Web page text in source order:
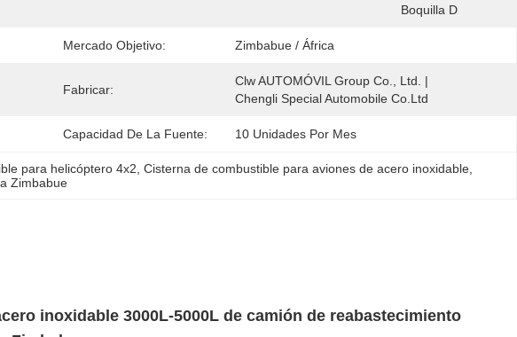
Boquilla D
Mercado Objetivo: Zimbabue / África
Fabricar:
Clw AUTOMÓVIL Group Co., Ltd. |
Chengli Special Automobile Co.Ltd
Capacidad De La Fuente: 10 Unidades Por Mes
para helicóptero 4x2 Cisterna de combustible para aviones de acero inoxidable
Zimbabue
inoxidable 3000L-5000L de camión de reabastecimiento